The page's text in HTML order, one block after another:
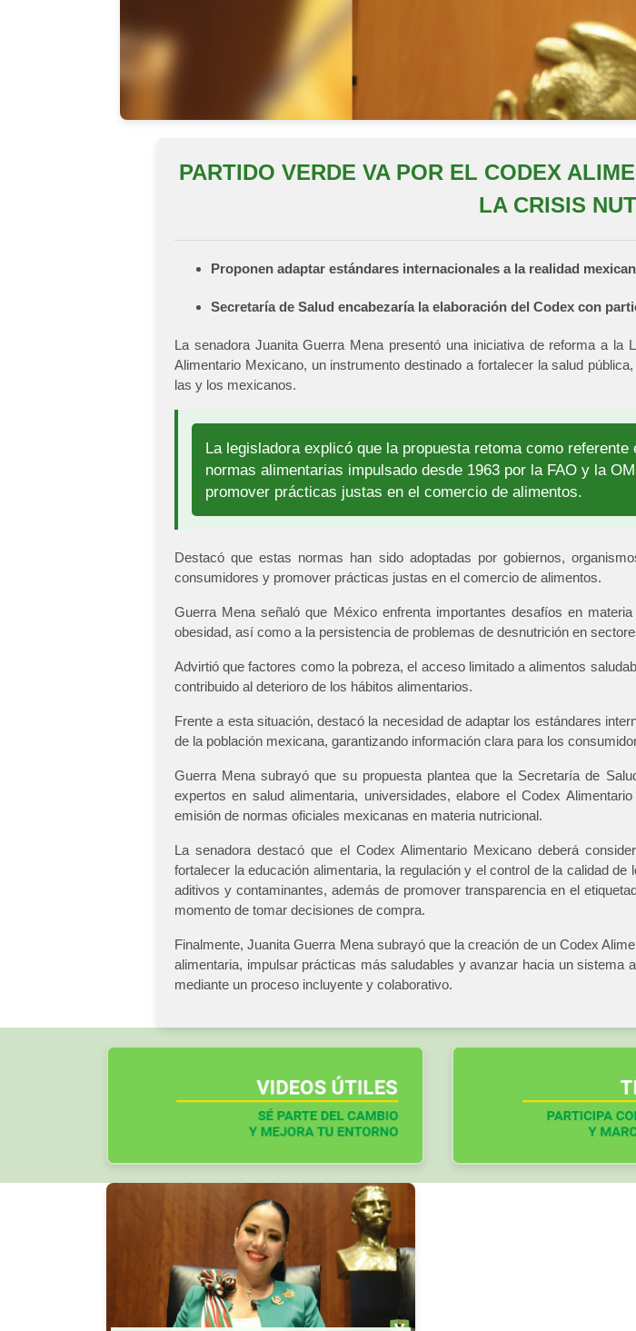
PARTIDO VERDE VA POR EL CODEX
LA CRISIS
Proponen adaptar estándares internacionales a la realidad
Secretaría de Salud encabezaría la elaboración del Codex con
La senadora Juanita Guerra Mena presentó una iniciativa de reforma a
Alimentario Mexicano, un instrumento destinado a fortalecer la salud
las y los mexicanos.
La legisladora explicó que la propuesta retoma como
normas alimentarias impulsado desde 1963 por la FAO y la
promover prácticas justas en el comercio de alimentos.
Destacó que estas normas han sido adoptadas por gobiernos,
consumidores y promover prácticas justas en el comercio de alimentos.
Guerra Mena señaló que México enfrenta importantes desafíos en
obesidad, así como a la persistencia de problemas de desnutrición en
Advirtió que factores como la pobreza, el acceso limitado a alimentos
contribuido al deterioro de los hábitos alimentarios.
Frente a esta situación, destacó la necesidad de adaptar los estándares
de la población mexicana, garantizando información clara para los
Guerra Mena subrayó que su propuesta plantea que la Secretaría de
expertos en salud alimentaria, universidades, elabore el Codex
emisión de normas oficiales mexicanas en materia nutricional.
La senadora destacó que el Codex Alimentario Mexicano deberá
fortalecer la educación alimentaria, la regulación y el control de la calidad
aditivos y contaminantes, además de promover transparencia en el
momento de tomar decisiones de compra.
Finalmente, Juanita Guerra Mena subrayó que la creación de un Codex
alimentaria, impulsar prácticas más saludables y avanzar hacia un sistema
mediante un proceso incluyente y colaborativo.